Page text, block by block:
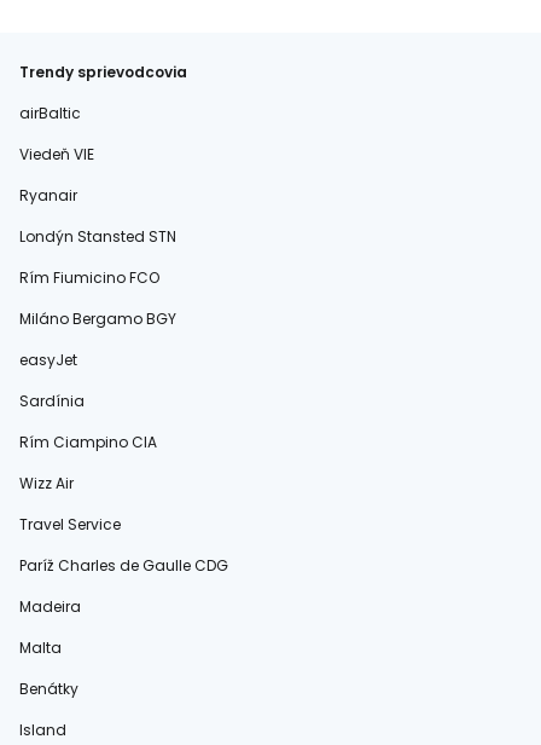
Trendy sprievodcovia
airBaltic
Viedeň VIE
Ryanair
Londýn Stansted STN
Rím Fiumicino FCO
Miláno Bergamo BGY
easyJet
Sardínia
Rím Ciampino CIA
Wizz Air
Travel Service
Paríž Charles de Gaulle CDG
Madeira
Malta
Benátky
Island